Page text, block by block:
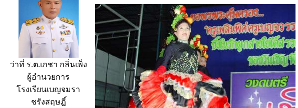
ว่าที่ ร.ต.เกชา กลิ่นเพ็ง
ผู้อำนวยการ
โรงเรียนเบญจมรา
ชรังสฤษฎิ์